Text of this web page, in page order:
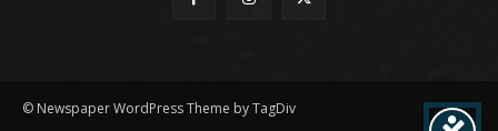
© Newspaper WordPress Theme by TagDiv